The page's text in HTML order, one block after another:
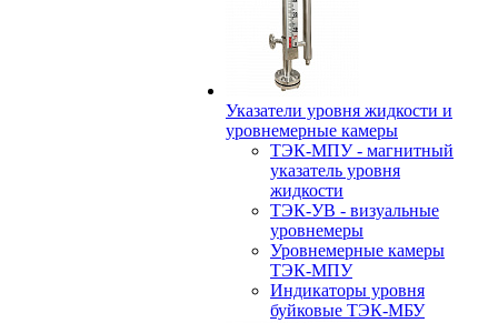
Указатели уровня жидкости и
уровнемерные камеры
ТЭК-МПУ - магнитный
указатель уровня
жидкости
ТЭК-УВ - визуальные
уровнемеры
Уровнемерные камеры
ТЭК-МПУ
Индикаторы уровня
буйковые ТЭК-МБУ